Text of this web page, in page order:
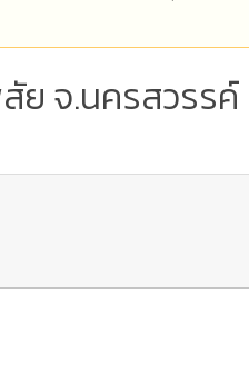
ย จ.นครสวรรค์